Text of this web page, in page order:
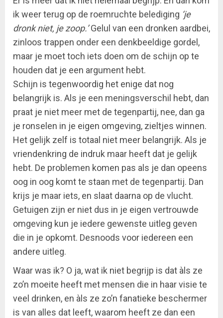
ik weer terug op de roemruchte belediging ‘je
dronk niet, je zoop.’Gelul van een dronken aardbei,
zinloos trappen onder een denkbeeldige gordel,
maar je moet toch iets doen om de schijn op te
houden dat je een argument hebt.
Schijn is tegenwoordig het enige dat nog
belangrijk is. Als je een meningsverschil hebt, dan
praat je niet meer met de tegenpartij, nee, dan ga
je ronselen in je eigen omgeving, zieltjes winnen.
Het gelijk zelf is totaal niet meer belangrijk. Als je
vriendenkring de indruk maar heeft dat je gelijk
hebt. De problemen komen pas als je dan opeens
oog in oog komt te staan met de tegenpartij. Dan
krijs je maar iets, en slaat daarna op de vlucht.
Getuigen zijn er niet dus in je eigen vertrouwde
omgeving kun je iedere gewenste uitleg geven
die in je opkomt. Desnoods voor iedereen een
andere uitleg.
Waar was ik? O ja, wat ik niet begrijp is dat àls ze
zo’n moeite heeft met mensen die in haar visie te
veel drinken, en àls ze zo’n fanatieke beschermer
is van alles dat leeft, waarom heeft ze dan een